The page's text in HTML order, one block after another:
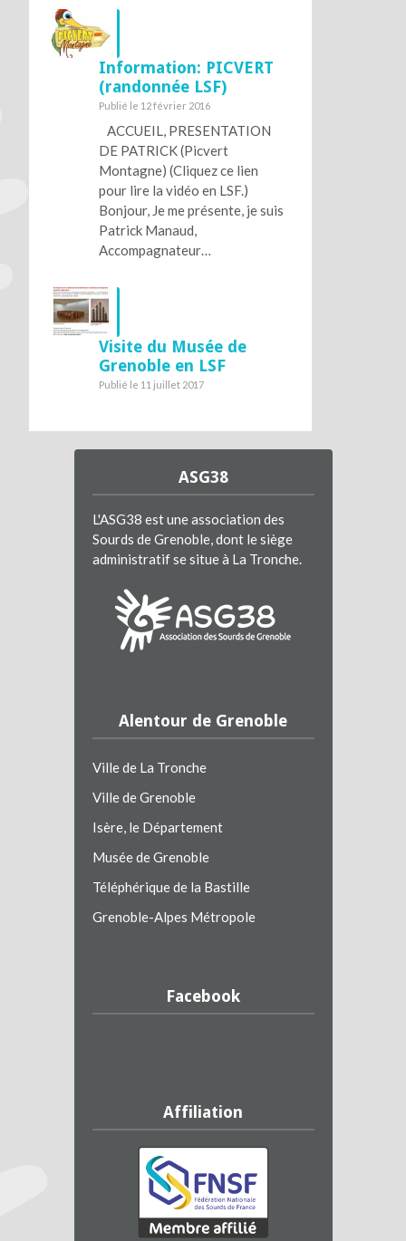
Information: PICVERT
(randonnée LSF)
Publié le 12 février 2016
ACCUEIL, PRESENTATION
DE PATRICK (Picvert
Montagne) (Cliquez ce lien
pour lire la vidéo en LSF.)
Bonjour, Je me présente, je suis
Patrick Manaud,
Accompagnateur…
Visite du Musée de
Grenoble en LSF
Publié le 11 juillet 2017
ASG38
L'ASG38 est une association des
Sourds de Grenoble, dont le siège
administratif se situe à La Tronche.
Alentour de Grenoble
Ville de La Tronche
Ville de Grenoble
Isère, le Département
Musée de Grenoble
Téléphérique de la Bastille
Grenoble-Alpes Métropole
Facebook
Affiliation